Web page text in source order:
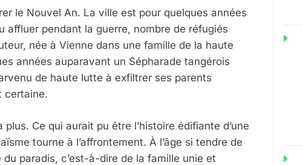
le Nouvel An. La ville est pour quelques années
affluer pendant la guerre, nombre de réfugiés
née à Vienne dans une famille de la haute
années auparavant un Sépharade tangérois
de haute lutte à exfiltrer ses parents
certaine.
Ce qui aurait pu être l’histoire édifiante d’une
tourne à l’affrontement. À l’âge si tendre de
paradis, c’est-à-dire de la famille unie et